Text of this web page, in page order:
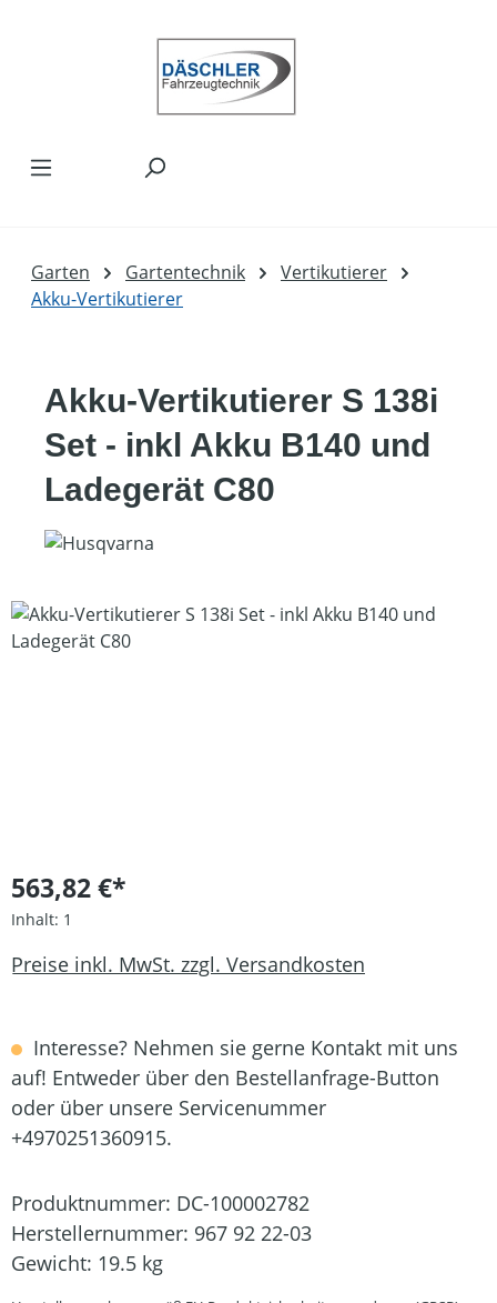
Garten Gartentechnik
Vertikutierer
Akku-Vertikutierer
Akku-Vertikutierer S 138i
Set - inkl Akku B140 und
Ladegerät C80
Bildergalerie überspringen
563,82 €*
Inhalt: 1
Preise inkl. MwSt. zzgl. Versandkosten
Interesse? Nehmen sie gerne Kontakt mit uns
auf! Entweder über den Bestellanfrage-Button
oder über unsere Servicenummer
+4970251360915.
Produktnummer: DC-100002782
Herstellernummer: 967 92 22-03
Gewicht: 19.5 kg